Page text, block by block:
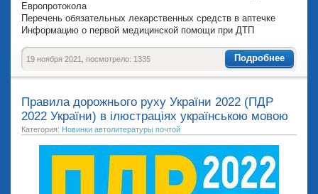
Европротокола
Перечень обязательных лекарственных средств в аптечке
Информацию о первой медицинской помощи при ДТП
Подробнее
19 ноября 2021, посмотрело: 1335
Правила дорожнього руху України 2022 (ПДР
2022 України) в ілюстраціях українською мовою
Категория: Новинки автолитературы почтой